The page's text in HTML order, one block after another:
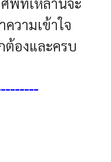
วามเข้าใจ
ต้องและครบ
-